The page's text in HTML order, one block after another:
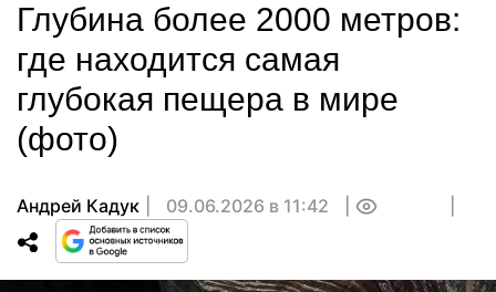
Глубина более 2000 метров:
где находится самая
глубокая пещера в мире
(фото)
Андрей Кадук 09.06.2026 в 11:42